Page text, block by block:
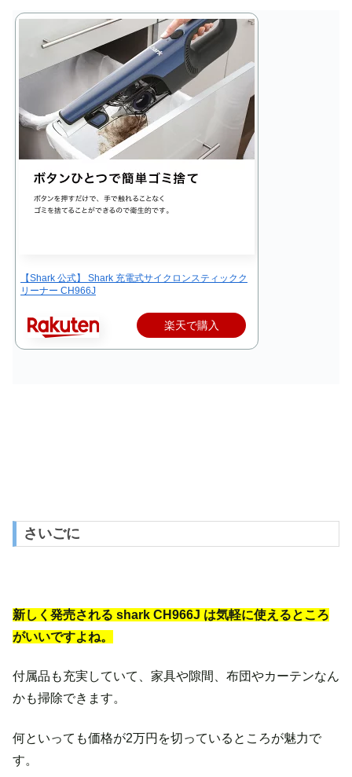
【Shark 公式】 Shark 充電式サイクロンスティックク
リーナー CH966J
楽天で購入
さいごに
新しく発売される shark CH966J は気軽に使えるところ
がいいですよね。
付属品も充実していて、家具や隙間、布団やカーテンなん
かも掃除できます。
何といっても価格が2万円を切っているところが魅力で
す。